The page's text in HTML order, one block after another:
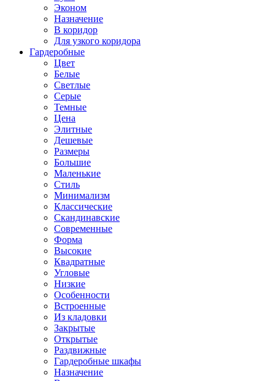
Эконом
Назначение
В коридор
Для узкого коридора
Гардеробные
Цвет
Белые
Светлые
Серые
Темные
Цена
Элитные
Дешевые
Размеры
Большие
Маленькие
Стиль
Минимализм
Классические
Скандинавские
Современные
Форма
Высокие
Квадратные
Угловые
Низкие
Особенности
Встроенные
Из кладовки
Закрытые
Открытые
Раздвижные
Гардеробные шкафы
Назначение